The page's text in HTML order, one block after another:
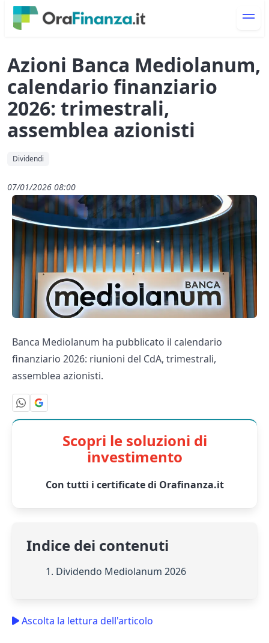
Azioni Banca Mediolanum,
calendario finanziario
2026: trimestrali,
assemblea azionisti
Dividendi
07/01/2026 08:00
Banca Mediolanum ha pubblicato il calendario
finanziario 2026: riunioni del CdA, trimestrali,
assemblea azionisti.
Scopri le soluzioni di
investimento
Con tutti i certificate di Orafinanza.it
Indice dei contenuti
1. Dividendo Mediolanum 2026
Ascolta la lettura dell'articolo